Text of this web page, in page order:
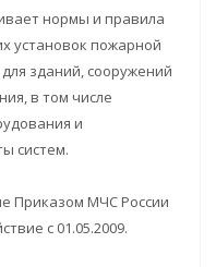
нормы и правила
установок пожарной
зданий, сооружений
в том числе
и
систем.
Приказом МЧС России
с 01.05.2009.